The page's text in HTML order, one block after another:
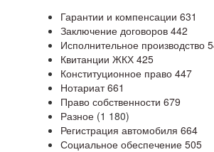
Гарантии и компенсации 631
Заключение договоров 442
Исполнительное производство
Квитанции ЖКХ 425
Конституционное право 447
Нотариат661
Право собственности 679
Разное (1 180)
Регистрация автомобиля 664
Социальное обеспечение 505